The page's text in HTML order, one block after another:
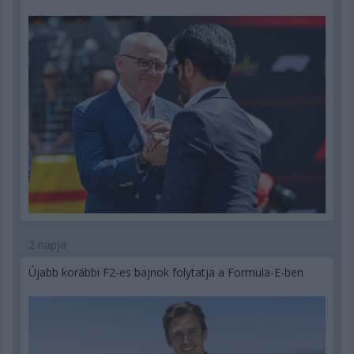
2 napja
Újabb korábbi F2-es bajnok folytatja a Formula-E-ben